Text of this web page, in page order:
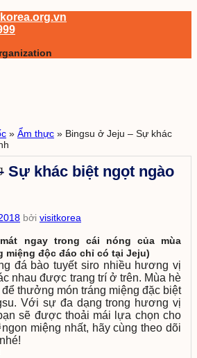
» Ẩm thực » Bingsu ở Jeju – Sự khác
Sự khác biệt ngọt ngào
bởi visitkorea
ngay trong cái nóng của mùa
miệng độc đáo chỉ có tại Jeju)
đá bào tuyết siro nhiều hương vị
nhau được trang trí ở trên. Mùa hè
thưởng món tráng miệng đặc biệt
Với sự đa dạng trong hương vị
sẽ được thoải mái lựa chọn cho
miệng nhất, hãy cùng theo dõi